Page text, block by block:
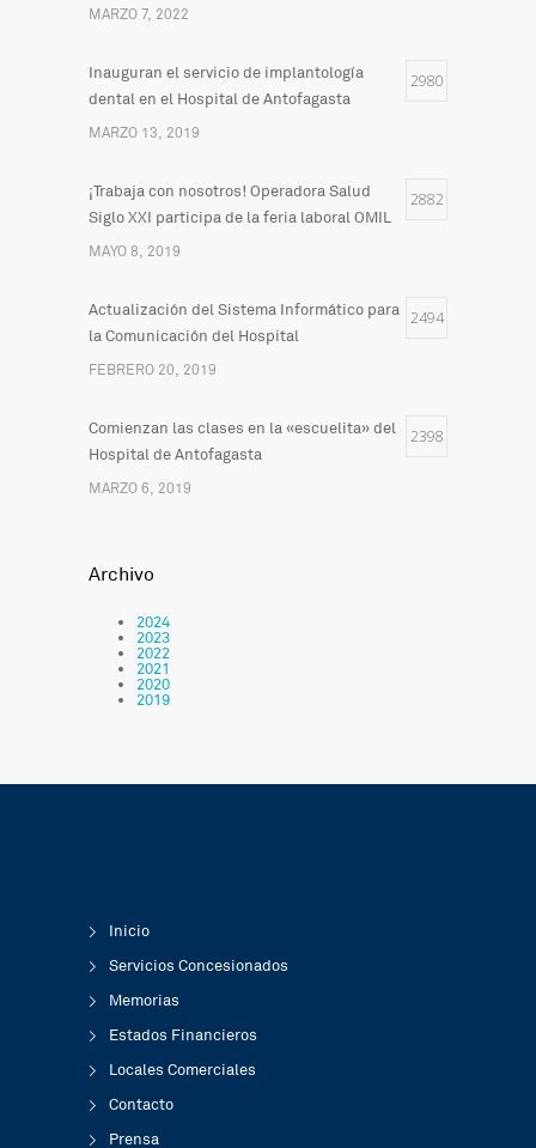
MARZO 7, 2022
Inauguran el servicio de implantología
dental en el Hospital de Antofagasta
2980
MARZO 13, 2019
¡Trabaja con nosotros! Operadora Salud
Siglo XXI participa de la feria laboral OMIL
2882
MAYO 8, 2019
Actualización del Sistema Informático para
la Comunicación del Hospital
2494
FEBRERO 20, 2019
Comienzan las clases en la «escuelita» del
Hospital de Antofagasta
2398
MARZO 6, 2019
Archivo
2024
2023
2022
2021
2020
2019
Inicio
Servicios Concesionados
Memorias
Estados Financieros
Locales Comerciales
Contacto
Prensa